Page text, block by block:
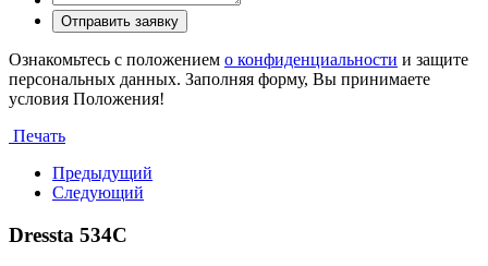
Ознакомьтесь с положением о конфиденциальности и защите
персональных данных. Заполняя форму, Вы принимаете
условия Положения!
Печать
Предыдущий
Следующий
Dressta 534C